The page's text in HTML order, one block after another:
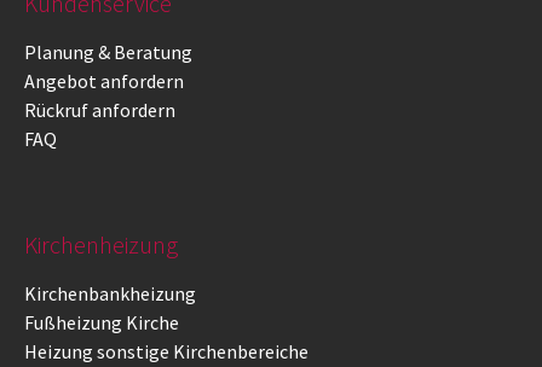
Planung & Beratung
Angebot anfordern
Rückruf anfordern
FAQ
Kirchenheizung
Kirchenbankheizung
Fußheizung Kirche
Heizung sonstige Kirchenbereiche